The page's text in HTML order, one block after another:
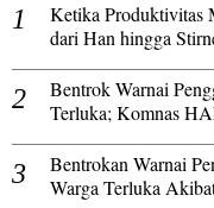
Ketika Produktivitas
dari Han hingga
Bentrok Warnai
Terluka; Komnas
Bentrokan Warnai
Warga Terluka